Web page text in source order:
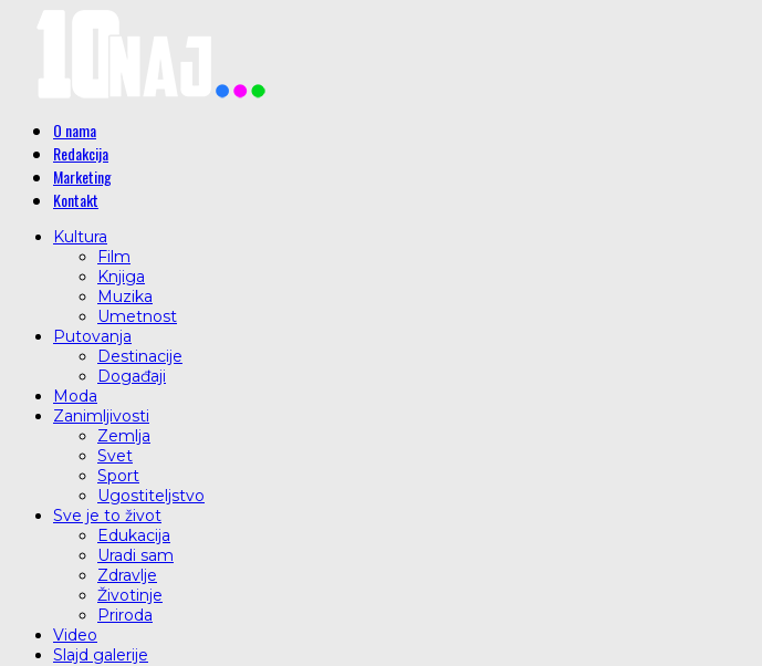
O nama
Redakcija
Marketing
Kontakt
Kultura
Film
Knjiga
Muzika
Umetnost
Putovanja
Destinacije
Događaji
Moda
Zanimljivosti
Zemlja
Svet
Sport
Ugostiteljstvo
Sve je to život
Edukacija
Uradi sam
Zdravlje
Životinje
Priroda
Video
Slajd galerije